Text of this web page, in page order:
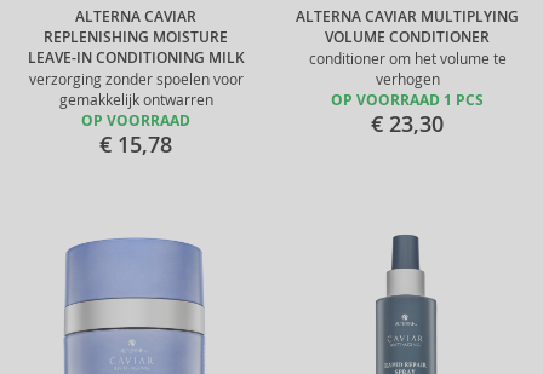
ALTERNA CAVIAR
REPLENISHING MOISTURE
LEAVE-IN CONDITIONING MILK
verzorging zonder spoelen voor
gemakkelijk ontwarren
OP VOORRAAD
€ 15,78
ALTERNA CAVIAR MULTIPLYING
VOLUME CONDITIONER
conditioner om het volume te
verhogen
OP VOORRAAD 1 PCS
€ 23,30